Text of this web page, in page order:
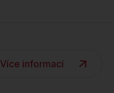
Více informací